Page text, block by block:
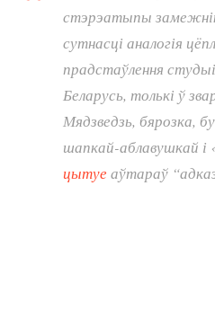
стэрэатыпы
сутнасці аналогія
прадстаўлення
Беларусь, толькі ў
Мядзведзь, бярозка,
шапкай-аблавушкай і
цытуе аўтараў